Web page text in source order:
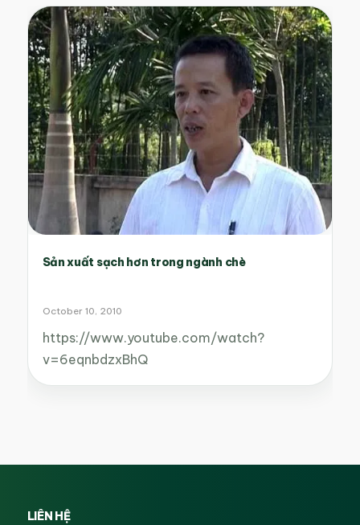
Sản xuất sạch hơn trong ngành chè
October 10, 2010
https://www.youtube.com/watch?
v=6eqnbdzxBhQ
LIÊN HỆ